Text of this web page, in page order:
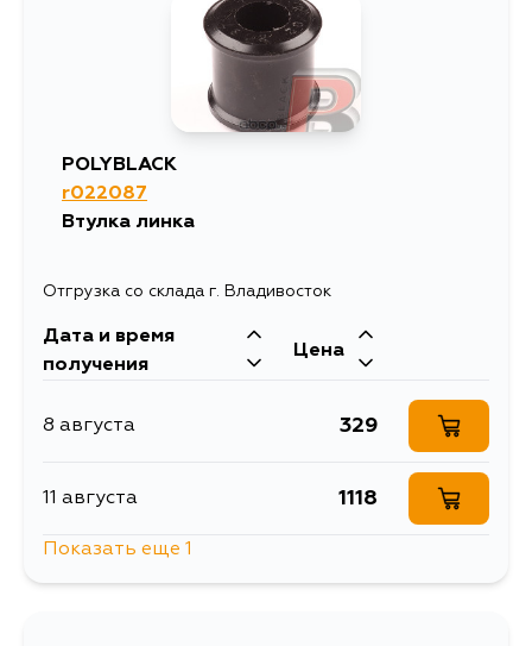
POLYBLACK
r022087
Втулка линка
Отгрузка со склада г. Владивосток
Дата и время
получения
Цена
8 августа 329
11 августа 1118
Показать еще 1